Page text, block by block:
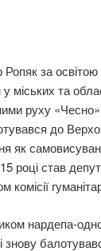
за
міських та
руху
до
як
році став
нардепа-